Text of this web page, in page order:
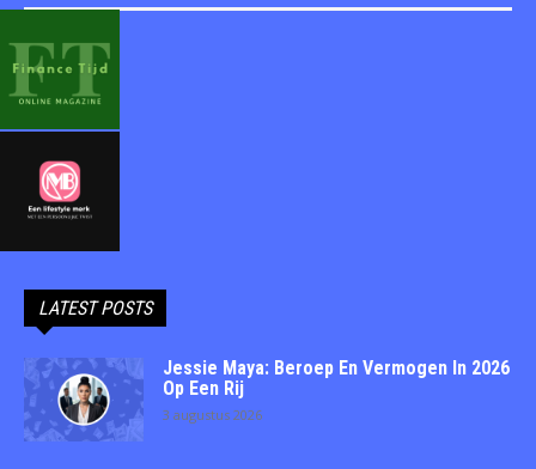
LATEST POSTS
Jessie Maya: Beroep En Vermogen In 2026
Op Een Rij
3 augustus 2026